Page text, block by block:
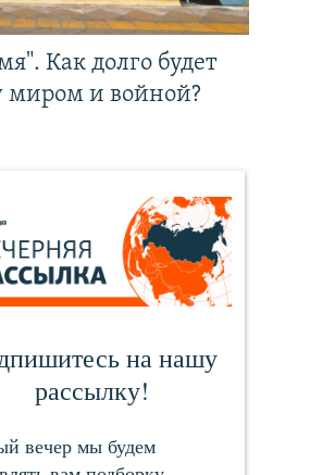
Как долго будет
миром и войной?